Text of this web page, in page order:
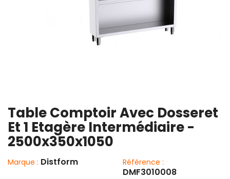
Table Comptoir Avec Dosseret
Et 1 Etagère Intermédiaire -
2500x350x1050
Marque : Distform Référence :
DMF3010008